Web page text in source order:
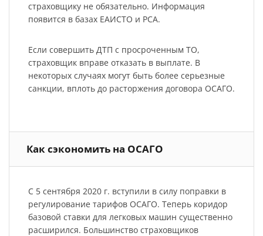
страховщику не обязательно. Информация
появится в базах ЕАИСТО и РСА.
Если совершить ДТП с просроченным ТО,
страховщик вправе отказать в выплате. В
некоторых случаях могут быть более серьезные
санкции, вплоть до расторжения договора ОСАГО.
Как сэкономить на ОСАГО
С 5 сентября 2020 г. вступили в силу поправки в
регулирование тарифов ОСАГО. Теперь коридор
базовой ставки для легковых машин существенно
расширился. Большинство страховщиков